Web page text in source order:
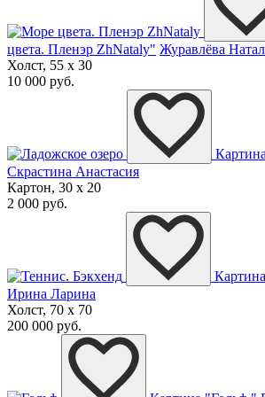
цвета. Пленэр ZhNataly" Журавлёва
Холст, 55 x 30
10 000 руб.
Скрастина Анастасия
Картон, 30 x 20
2 000 руб.
Ирина Ларина
Холст, 70 x 70
200 000 руб.